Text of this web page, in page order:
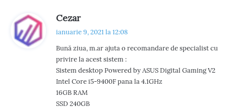
Cezars
p
n
e
:
ianuarie 9, 2021 la 12:08
Bună ziua, m.ar ajuta o recomandare de specialist cu
privire la acest sistem :
Sistem desktop Powered by ASUS Digital Gaming V2
Intel Core i5-9400F pana la 4.1GHz
16GB RAM
SSD 240GB